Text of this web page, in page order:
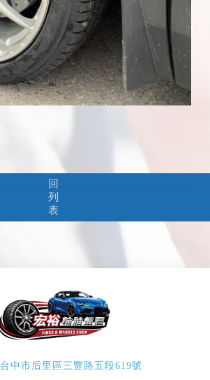
回
列
表
台中市后里區三豐路五段619號